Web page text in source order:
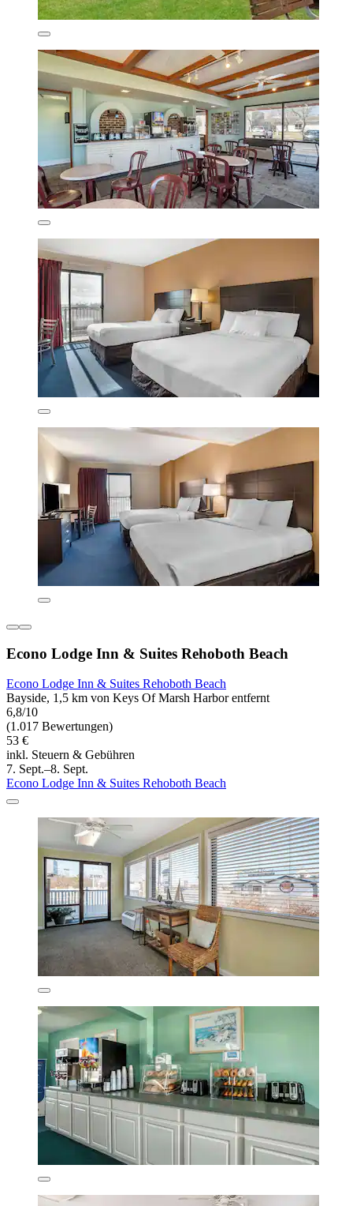
Econo Lodge Inn & Suites Rehoboth Beach
Econo Lodge Inn & Suites Rehoboth Beach
Bayside, 1,5 km von Keys Of Marsh Harbor entfernt
6,8/10
(1.017 Bewertungen)
53 €
inkl. Steuern & Gebühren
7. Sept.–8. Sept.
Econo Lodge Inn & Suites Rehoboth Beach